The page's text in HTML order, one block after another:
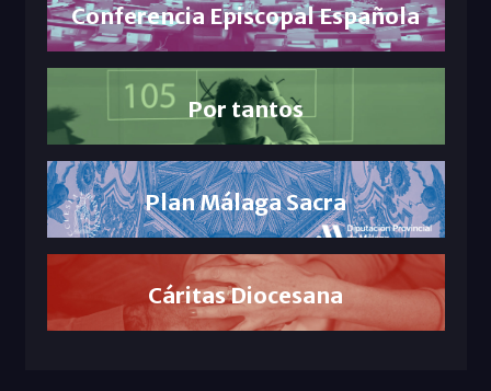
Conferencia Episcopal Española
Por tantos
Plan Málaga Sacra
Cáritas Diocesana